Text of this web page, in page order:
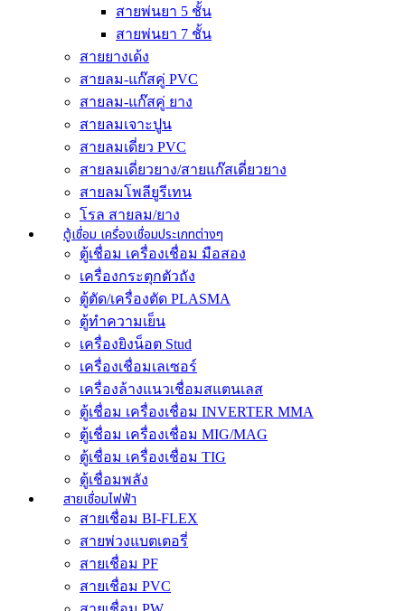
สายพ่นยา 5 ชั้น
สายพ่นยา 7 ชั้น
สายยางเด้ง
สายลม-แก๊สคู่ PVC
สายลม-แก๊สคู่ ยาง
สายลมเจาะปูน
สายลมเดี่ยว PVC
สายลมเดี่ยวยาง/สายแก๊สเดี่ยวยาง
สายลมโพลียูรีเทน
โรล สายลม/ยาง
ตู้เชื่อม เครื่องเชื่อมประเภทต่างๆ
ตู้เชื่อม เครื่องเชื่อม มือสอง
เครื่องกระตุกตัวถัง
ตู้ตัด/เครื่องตัด PLASMA
ตู้ทำความเย็น
เครื่องยิงน็อต Stud
เครื่องเชื่อมเลเซอร์
เครื่องล้างแนวเชื่อมสแตนเลส
ตู้เชื่อม เครื่องเชื่อม INVERTER MMA
ตู้เชื่อม เครื่องเชื่อม MIG/MAG
ตู้เชื่อม เครื่องเชื่อม TIG
ตู้เชื่อมพลัง
สายเชื่อมไฟฟ้า
สายเชื่อม BI-FLEX
สายพ่วงแบตเตอรี่
สายเชื่อม PF
สายเชื่อม PVC